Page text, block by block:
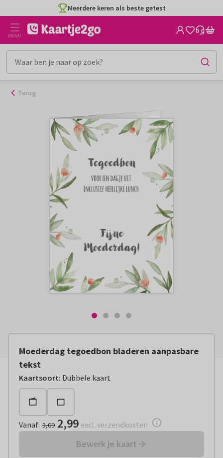
naar
inhoud
Meerdere keren als beste getest
MENU
Terug
Moederdag tegoedbon bladeren aanpasbare
tekst
Kaartsoort: Dubbele kaart
Vanaf: € 2,99 excl. verzendkosten
Vanaf: 3,09 2,99 excl. verzendkosten
Bewerk je kaart